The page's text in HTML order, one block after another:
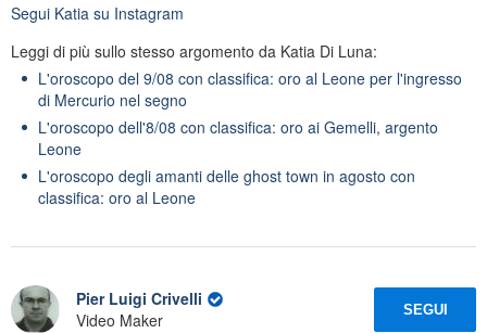
Segui Katia su Instagram
Leggi di più sullo stesso argomento da Katia Di Luna:
L'oroscopo del 9/08 con classifica: oro al Leone per l'ingresso
di Mercurio nel segno
L'oroscopo dell'8/08 con classifica: oro ai Gemelli, argento
Leone
L'oroscopo degli amanti delle ghost town in agosto con
classifica: oro al Leone
Pier Luigi Crivelli
Video Maker
SEGUI